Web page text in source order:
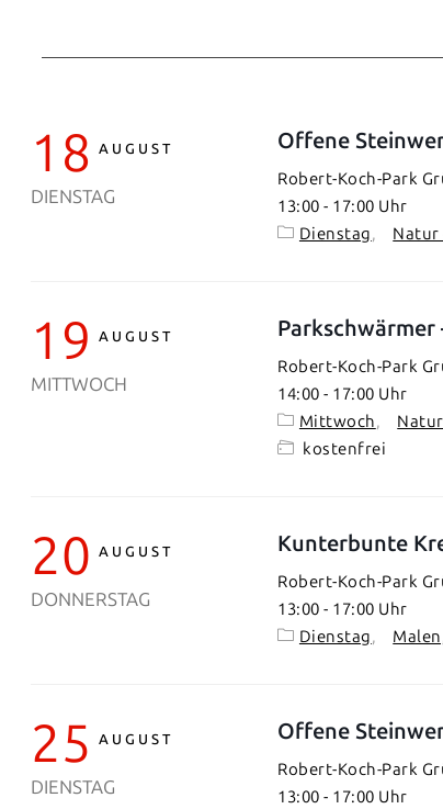
18 AUGUST
DIENSTAG
Offene
Robert-Koch-Park
13:00 - 17:00
Dienstag
Natur
19 AUGUST
MITTWOCH
Robert-Koch-Park
14:00 - 17:00
Mittwoch
kostenfrei
20 AUGUST
DONNERSTAG
Kunterbunte
Robert-Koch-Park
13:00 - 17:00
Dienstag
25 AUGUST
DIENSTAG
Offene
Robert-Koch-Park
13:00 - 17:00